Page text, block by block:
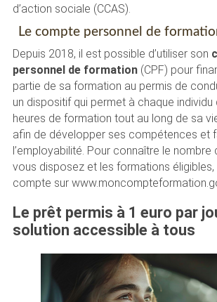
d’action sociale (CCAS).
Le compte personnel de
Depuis 2018, il est possible d’utiliser son
personnel de formation(CPF) pour
partie de sa formation au permis de
un dispositif qui permet à chaque individu
heures de formation tout au long de sa
afin de développer ses compétences et
l’employabilité. Pour connaître le nombre
vous disposez et les formations
compte sur
Le prêt permis à 1 euro par
solution accessible à tous